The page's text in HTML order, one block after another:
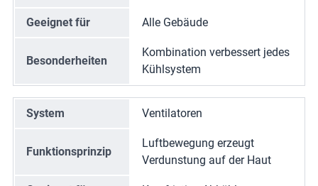
Geeignet für Alle Gebäude
Besonderheiten
Kombination verbessert jedes
Kühlsystem
System Ventilatoren
Funktionsprinzip
Luftbewegung erzeugt
Verdunstung auf der Haut